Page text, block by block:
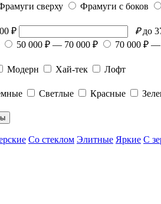
сверху Фрамуги с боков
₽ ₽ до
50 000 ₽ — 70 000 ₽ 70 000 ₽ —
Модерн Хай-тек Лофт
Светлые Красные
Со стеклом Элитные Яркие С